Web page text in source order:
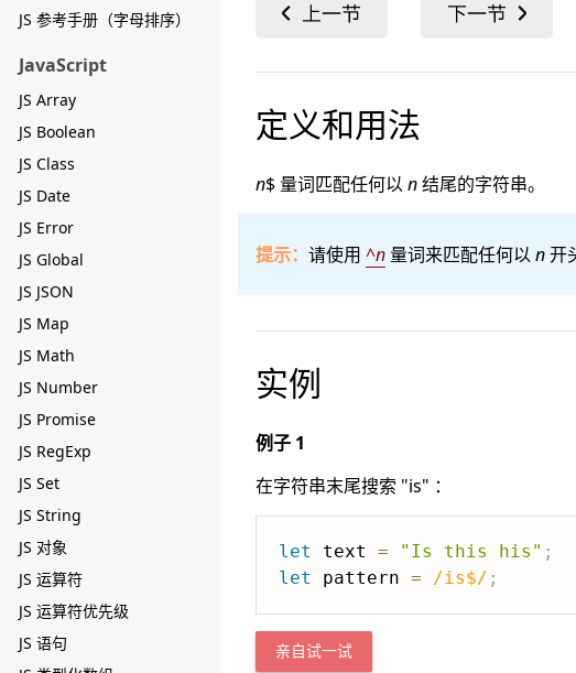
JS 参考手册（字母排序）
JavaScript
JS Array
JS Boolean
JS Class
JS Date
JS Error
JS Global
JS JSON
JS Map
JS Math
JS Number
JS Promise
JS RegExp
JS Set
JS String
JS 对象
JS 运算符
JS 运算符优先级
JS 语句
定义和用法
n$ 量词匹配任何以 n结尾的字符串。
提示： 请使用 ^n 量词来匹配任何以 n开
实例
例子 1
在字符串末尾搜索 "is" ：
let text = "Is this his" ;
let
pattern = /is$/ ;
亲自试一试